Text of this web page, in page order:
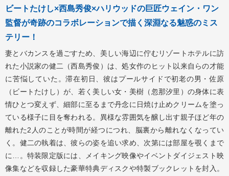
ビートたけし×西島秀俊×ハリウッドの巨匠ウェイン・ワン
監督が奇跡のコラボレーションで描く深淵なる魅惑のミス
テリー！
妻とバカンスを過ごすため、美しい海辺に佇むリゾートホテルに訪
れた小説家の健二（西島秀俊）は、処女作のヒット以来自らの才能
に苦悩していた。滞在初日、彼はプールサイドで初老の男・佐原
（ビートたけし）が、若く美しい女・美樹（忽那汐里）の身体に表
情ひとつ変えず、細部に至るまで丹念に日焼け止めクリームを塗っ
ている様子に目を奪われる。異様な雰囲気を醸し出す親子ほど年の
離れた2人のことが時間が経つにつれ、脳裏から離れなくなってい
く。健二の執着は、彼らの姿を追い求め、次第には部屋を覗くまで
に…。特装限定版には、メイキング映像やイベントダイジェスト映
像集などを収録した豪華特典ディスクや特製ブックレットを封入。